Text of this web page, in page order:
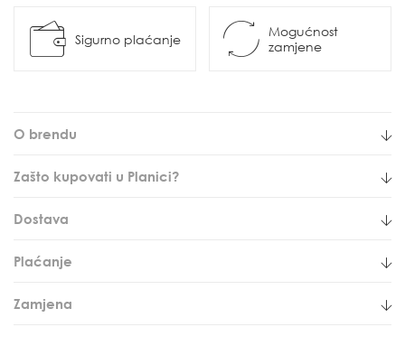
Sigurno plaćanje
Mogućnost
zamjene
O brendu
Zašto kupovati u Planici?
Dostava
Plaćanje
Zamjena